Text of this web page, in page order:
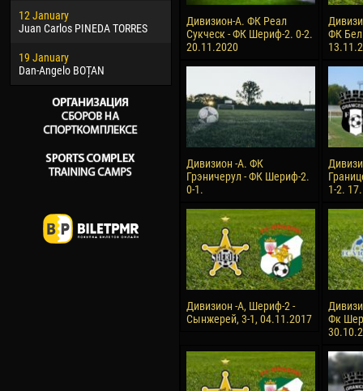
12 January
Juan Carlos PINEDA TORRES
19 January
Dan-Angelo BOȚAN
Vitor Hugo Morais de OLIVEIRA
28 March
15
Дивизион-А. ФК Реал
Сукческ - ФК Шериф-2. 0-2.
20.11.2020
ФК
Дивизион -А. ФК
Грэничерул - ФК Шериф-2.
0-1.
1-2.
Дивизион -А, Шериф-2 -
Сынжерей, 3-1, 04.11.2017
Фк